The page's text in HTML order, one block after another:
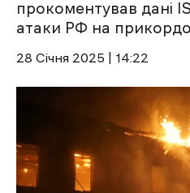
прокоментував дані
атаки РФ на
28 Січня 2025 | 14:22